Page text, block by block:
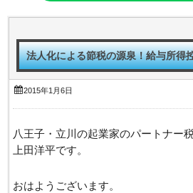
法人化による節税の源泉！給与所得
2015年1月6日
八王子・立川の起業家のパートナー
上田洋平です。
おはようございます。